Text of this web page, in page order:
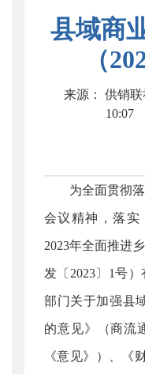
县域商
（
来源： 供销联
10:07
为全面贯彻落
会议精神，落实
2023年全面推进
发〔2023〕1号
部门关于加强县
的意见》（商流
《意见》）、《